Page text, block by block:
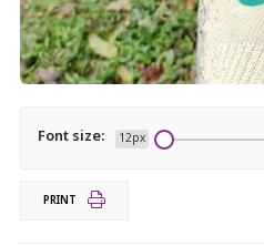
Font size: 12px
PRINT